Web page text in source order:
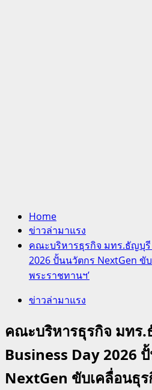
Home
ข่าวล่ามาแรง
คณะบริหารธุรกิจ มทร.ธัญบุรี
2026 ปั้นนวัตกร NextGen ขั
พระราชทานฯ’
ข่าวล่ามาแรง
คณะบริหารธุรกิจ มทร
Business Day 2026
NextGen ขับเคลื่อนธุร